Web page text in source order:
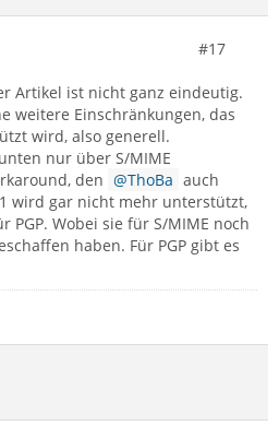
#17
Artikel ist nicht ganz eindeutig.
weitere Einschränkungen, das
wird, also generell.
nur über S/MIME
den
ThoBa auch
wird gar nicht mehr unterstützt,
PGP. Wobei sie für S/MIME noch
haben. Für PGP gibt es